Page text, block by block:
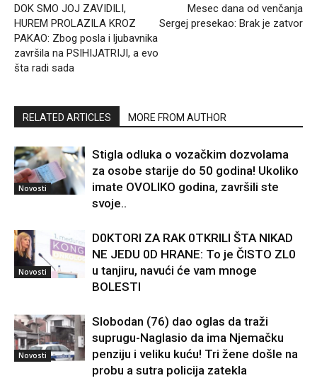
DOK SMO JOJ ZAVIDILI,
HUREM PROLAZILA KROZ
PAKAO: Zbog posla i ljubavnika
završila na PSIHIJATRIJI, a evo
šta radi sada
Mesec dana od venčanja
Sergej presekao: Brak je zatvor
RELATED ARTICLES MORE FROM AUTHOR
Novosti
Stigla odluka o vozačkim dozvolama
za osobe starije do 50 godina! Ukoliko
imate OVOLIKO godina, završili ste
svoje..
Novosti
D0KTORI ZA RAK 0TKRILI ŠTA NIKAD
NE JEDU 0D HRANE: To je ČISTO ZL0
u tanjiru, navući će vam mnoge
BOLESTI
Novosti
Slobodan (76) dao oglas da traži
suprugu-Naglasio da ima Njemačku
penziju i veliku kuću! Tri žene došle na
probu a sutra policija zatekla